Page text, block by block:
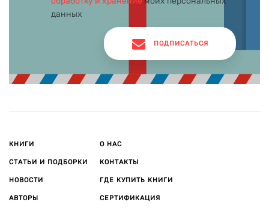
данных
ПОДПИСАТЬСЯ
КНИГИ
СТАТЬИ И ПОДБОРКИ
НОВОСТИ
АВТОРЫ
О НАС
КОНТАКТЫ
ГДЕ КУПИТЬ КНИГИ
СЕРТИФИКАЦИЯ